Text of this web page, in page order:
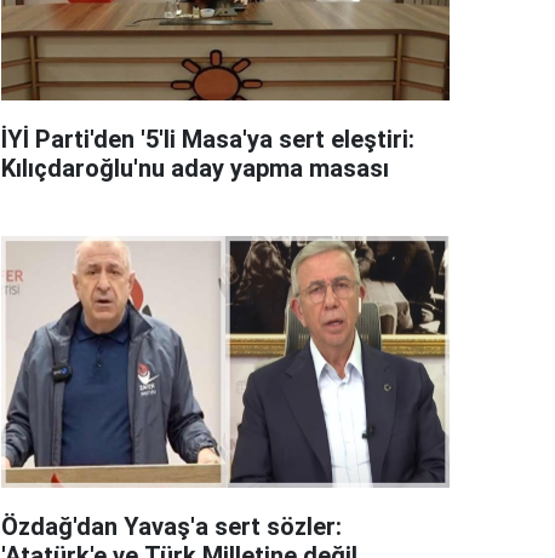
İYİ Parti'den '5'li Masa'ya sert eleştiri:
Kılıçdaroğlu'nu aday yapma masası
Özdağ'dan Yavaş'a sert sözler: